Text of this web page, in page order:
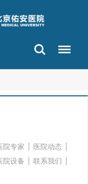
院专家
医院动态
院设备 联系我们